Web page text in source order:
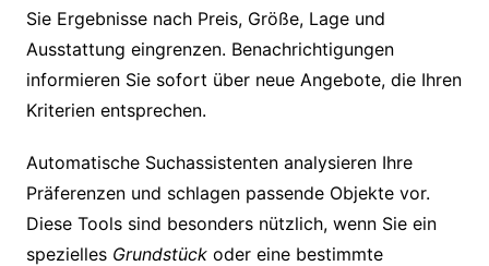
Sie Ergebnisse nach Preis, Größe, Lage und
Ausstattung eingrenzen. Benachrichtigungen
informieren Sie sofort über neue Angebote, die Ihren
Kriterien entsprechen.
Automatische Suchassistenten analysieren Ihre
Präferenzen und schlagen passende Objekte vor.
Diese Tools sind besonders nützlich, wenn Sie ein
spezielles Grundstückoder eine bestimmte